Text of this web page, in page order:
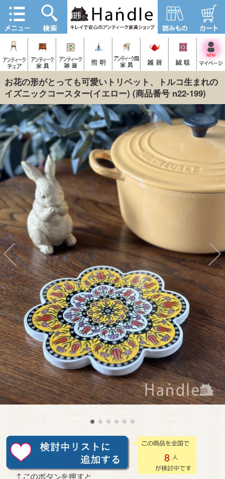
お花の形がとっても可愛いトリベット、トルコ生まれの
イズニックコースター(イエロー) (商品番号 n22-199)
8